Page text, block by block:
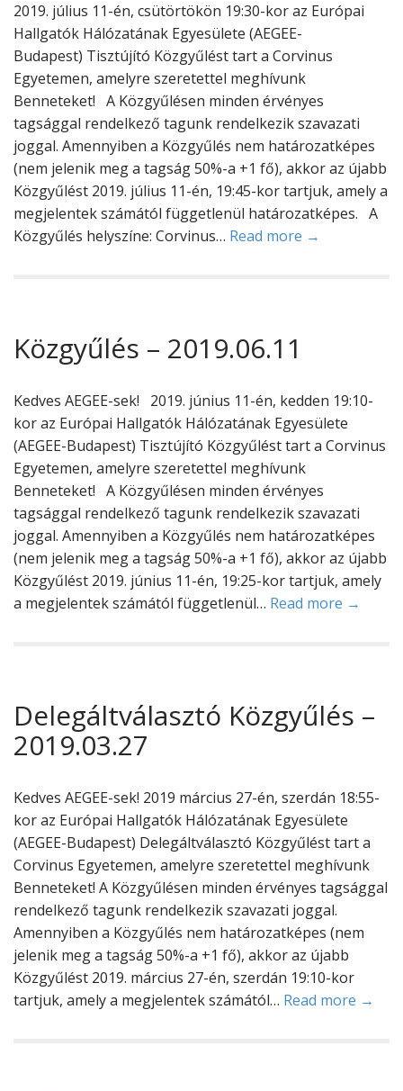
2019. július 11-én, csütörtökön 19:30-kor az Európai
Hallgatók Hálózatának Egyesülete (AEGEE-
Budapest) Tisztújító Közgyűlést tart a Corvinus
Egyetemen, amelyre szeretettel meghívunk
Benneteket! A Közgyűlésen minden érvényes
tagsággal rendelkező tagunk rendelkezik szavazati
joggal. Amennyiben a Közgyűlés nem határozatképes
(nem jelenik meg a tagság 50%-a +1 fő), akkor az újabb
Közgyűlést 2019. július 11-én, 19:45-kor tartjuk, amely a
megjelentek számától függetlenül határozatképes. A
Közgyűlés helyszíne: Corvinus… Read more →
Közgyűlés – 2019.06.11
Kedves AEGEE-sek! 2019. június 11-én, kedden 19:10-
kor az Európai Hallgatók Hálózatának Egyesülete
(AEGEE-Budapest) Tisztújító Közgyűlést tart a Corvinus
Egyetemen, amelyre szeretettel meghívunk
Benneteket! A Közgyűlésen minden érvényes
tagsággal rendelkező tagunk rendelkezik szavazati
joggal. Amennyiben a Közgyűlés nem határozatképes
(nem jelenik meg a tagság 50%-a +1 fő), akkor az újabb
Közgyűlést 2019. június 11-én, 19:25-kor tartjuk, amely
a megjelentek számától függetlenül… Read more →
Delegáltválasztó Közgyűlés –
2019.03.27
Kedves AEGEE-sek! 2019 március 27-én, szerdán 18:55-
kor az Európai Hallgatók Hálózatának Egyesülete
(AEGEE-Budapest) Delegáltválasztó Közgyűlést tart a
Corvinus Egyetemen, amelyre szeretettel meghívunk
Benneteket! A Közgyűlésen minden érvényes tagsággal
rendelkező tagunk rendelkezik szavazati joggal.
Amennyiben a Közgyűlés nem határozatképes (nem
jelenik meg a tagság 50%-a +1 fő), akkor az újabb
Közgyűlést 2019. március 27-én, szerdán 19:10-kor
tartjuk, amely a megjelentek számától… Read more →